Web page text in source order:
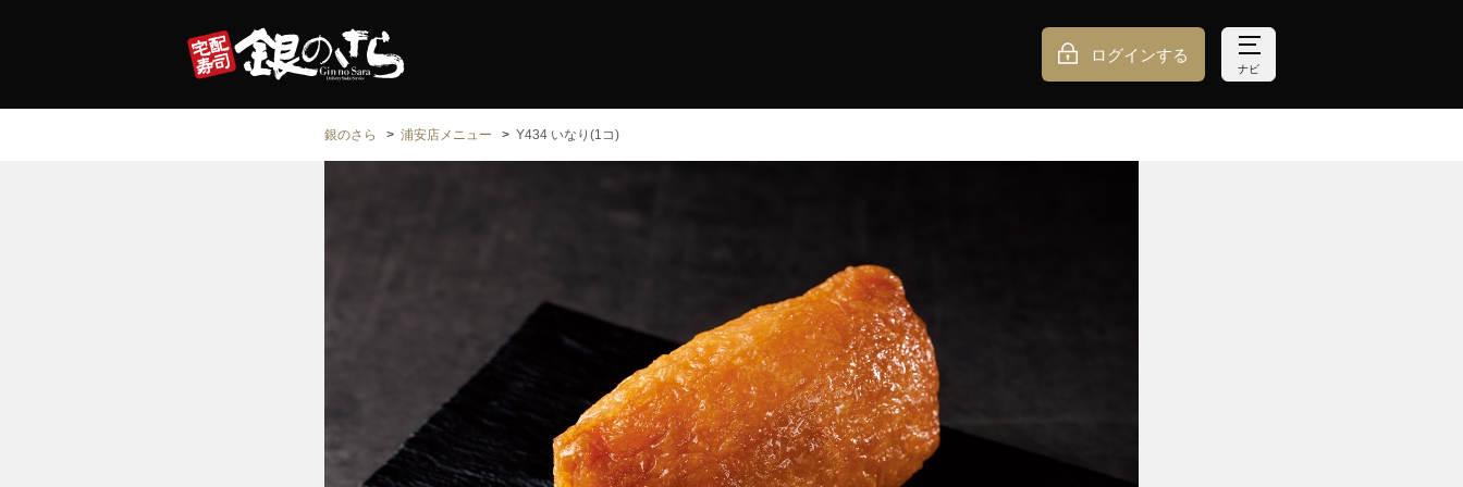
ログインする
ナビ
銀のさら 浦安店メニュー Y434 いなり(1コ)